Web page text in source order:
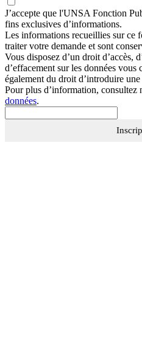
J’accepte que l'UNSA Fonction
fins exclusives d’informations.
Les informations recueillies sur ce
traiter votre demande et sont
Vous disposez d’un droit d’accès,
d’effacement sur les données vous
également du droit d’introduire
Pour plus d’information, consultez
données.